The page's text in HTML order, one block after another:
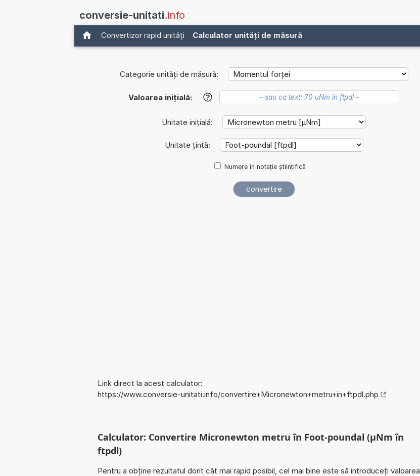
conversie-unitati.info
Convertizor rapid unități Calculator unități de măsură
Categorie unități de măsură:
Valoarea inițială: ?
Unitate inițială:
Unitate țintă:
Numere în notație științifică
Link direct la acest calculator:
https://www.conversie-unitati.info/convertire+Micronewton+metru+in+ftpdl.php
Calculator: Convertire Micronewton metru în Foot-poundal (µNm în
ftpdl)
Pentru a obține rezultatul dorit cât mai rapid posibil, cel mai bine este să introduceți valoarea